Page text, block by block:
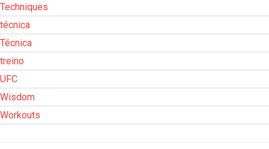
Techniques
técnica
Técnica
treino
UFC
Wisdom
Workouts